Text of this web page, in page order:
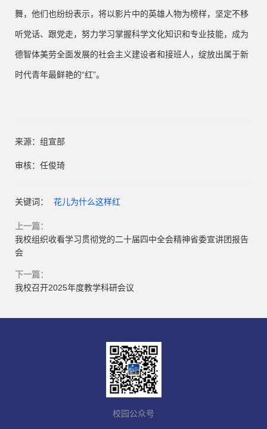
舞，他们也纷纷表示，将以影片中的英雄人物为榜样，坚定不移
听党话、跟党走，努力学习掌握科学文化知识和专业技能，成为
德智体美劳全面发展的社会主义建设者和接班人，绽放出属于新
时代青年最鲜艳的“红”。
来源：组宣部
审核：任俊琦
关键词： 花儿为什么这样红
上一篇：
我校组织收看学习贯彻党的二十届四中全会精神省委宣讲团报告
会
下一篇：
我校召开2025年度教学科研会议
校园公众号